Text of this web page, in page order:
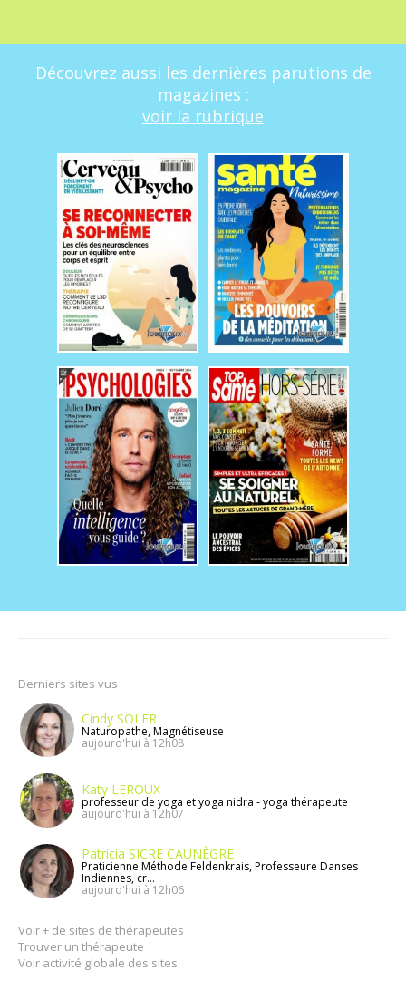
Découvrez aussi les dernières parutions de
magazines :
voir la rubrique
Derniers sites vus
Cindy SOLER
Naturopathe, Magnétiseuse
aujourd'hui à 12h08
Katy LEROUX
professeur de yoga et yoga nidra - yoga thérapeute
aujourd'hui à 12h07
Patricia SICRE CAUNÈGRE
Praticienne Méthode Feldenkrais, Professeure Danses
Indiennes, cr...
aujourd'hui à 12h06
Voir + de sites de thérapeutes
Trouver un thérapeute
Voir activité globale des sites